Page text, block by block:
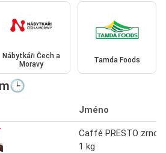
Nábytkáři Čech a
Moravy
Tamda Foods
Jméno
Caffé PRESTO zrno
1 kg